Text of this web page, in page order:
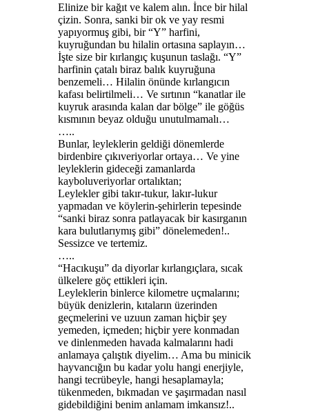
Elinize bir kağıt ve kalem alın. İnce bir hilal
çizin. Sonra, sanki bir ok ve yay resmi
yapıyormuş gibi, bir “Y” harfini,
kuyruğundan bu hilalin ortasına saplayın…
İşte size bir kırlangıç kuşunun taslağı. “Y”
harfinin çatalı biraz balık kuyruğuna
benzemeli… Hilalin önünde kırlangıcın
kafası belirtilmeli… Ve sırtının “kanatlar ile
kuyruk arasında kalan dar bölge” ile göğüs
kısmının beyaz olduğu unutulmamalı…
…..
Bunlar, leyleklerin geldiği dönemlerde
birdenbire çıkıveriyorlar ortaya… Ve yine
leyleklerin gideceği zamanlarda
kayboluveriyorlar ortalıktan;
Leylekler gibi takır-tukur, lakır-lukur
yapmadan ve köylerin-şehirlerin tepesinde
“sanki biraz sonra patlayacak bir kasırganın
kara bulutlarıymış gibi” dönelemeden!..
Sessizce ve tertemiz.
…..
“Hacıkuşu” da diyorlar kırlangıçlara, sıcak
ülkelere göç ettikleri için.
Leyleklerin binlerce kilometre uçmalarını;
büyük denizlerin, kıtaların üzerinden
geçmelerini ve uzuun zaman hiçbir şey
yemeden, içmeden; hiçbir yere konmadan
ve dinlenmeden havada kalmalarını hadi
anlamaya çalıştık diyelim… Ama bu minicik
hayvancığın bu kadar yolu hangi enerjiyle,
hangi tecrübeyle, hangi hesaplamayla;
tükenmeden, bıkmadan ve şaşırmadan nasıl
gidebildiğini benim anlamam imkansız!..